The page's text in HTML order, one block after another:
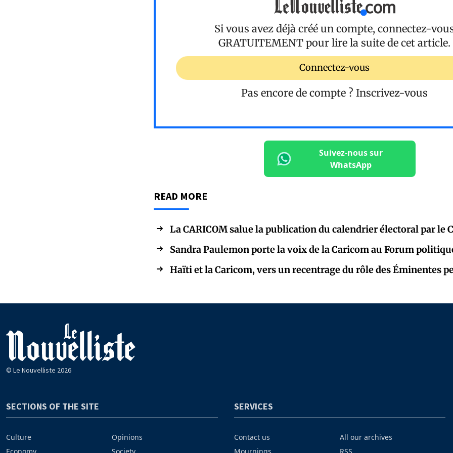
Si vous avez déjà créé un compte, connectez-
GRATUITEMENT pour lire la suite de cet article.
Connectez-vous
Pas encore de compte ? Inscrivez-vous
Suivez-nous sur
WhatsApp
READ MORE
La CARICOM salue la publication du calendrier électoral par le
Sandra Paulemon porte la voix de la Caricom au Forum
Haïti et la Caricom, vers un recentrage du rôle des Éminentes
© Le Nouvelliste 2026
SECTIONS OF THE SITE
Culture
Opinions
SERVICES
Contact us
All our archives